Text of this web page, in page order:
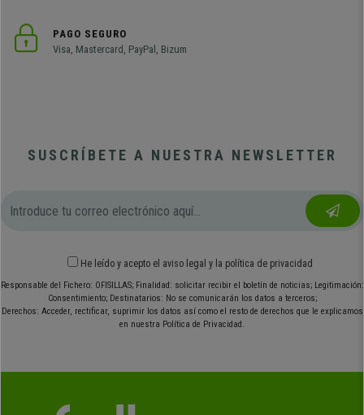
PAGO SEGURO
Visa, Mastercard, PayPal, Bizum
SUSCRÍBETE A NUESTRA NEWSLETTER
He leído y acepto el aviso legal y la política de privacidad
Responsable del Fichero: OFISILLAS; Finalidad: solicitar recibir el boletín de noticias; Legitimación:
Consentimiento; Destinatarios: No se comunicarán los datos a terceros;
Derechos: Acceder, rectificar, suprimir los datos así como el resto de derechos que le explicamos
en nuestra Política de Privacidad.